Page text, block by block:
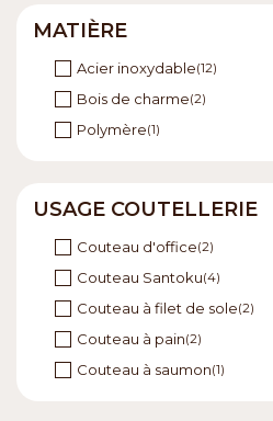
MATIÈRE
Acier inoxydable(12)
Bois de charme(2)
Polymère(1)
USAGE COUTELLERIE
Couteau d'office(2)
Couteau Santoku(4)
Couteau à filet de sole(2)
Couteau à pain(2)
Couteau à saumon(1)